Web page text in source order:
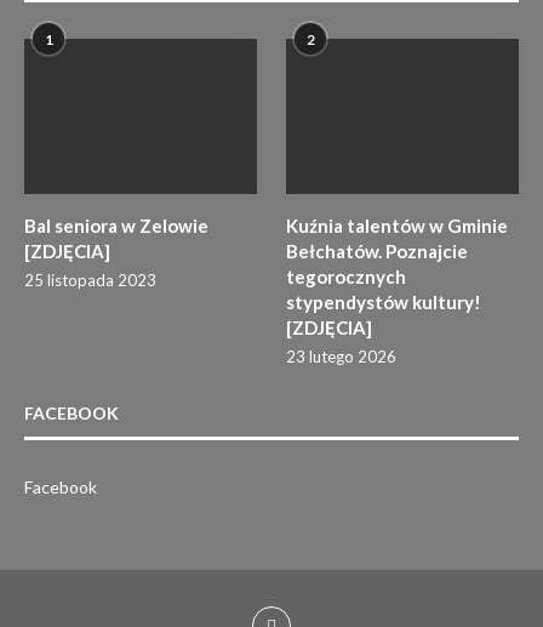
1
Bal seniora w Zelowie
[ZDJĘCIA]
25 listopada 2023
2
Kuźnia talentów w Gminie
Bełchatów. Poznajcie
tegorocznych
stypendystów kultury!
[ZDJĘCIA]
23 lutego 2026
FACEBOOK
Facebook